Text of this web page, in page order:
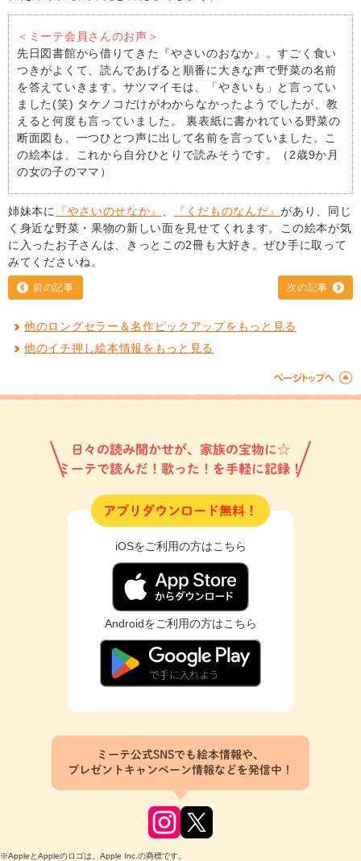
＜ミーテ会員さんのお声＞
先日図書館から借りてきた『やさいのおなか』。すごく食い
つきがよくて、読んであげると順番に大きな声で野菜の名前
を答えていきます。サツマイモは、「やきいも」と言ってい
ました(笑) タケノコだけがわからなかったようでしたが、教
えると何度も言っていました。 裏表紙に書かれている野菜の
断面図も、一つひとつ声に出して名前を言っていました。こ
の絵本は、これから自分ひとりで読みそうです。（2歳9か月
の女の子のママ）
姉妹本に 『やさいのせなか』 『くだものなんだ』があり、同じ
く身近な野菜・果物の新しい面を見せてくれます。この絵本が気
に入ったお子さんは、きっとこの2冊も大好き。ぜひ手に取って
みてくださいね。
前の記事 次の記事
他のロングセラー＆名作ピックアップをもっと見る
他のイチ押し絵本情報をもっと見る
日々の読み聞かせが、家族の宝物に☆
ミーテで読んだ！歌った！を手軽に記録！
アプリダウンロード無料！
iOSをご利用の方はこちら
Androidをご利用の方はこちら
ミーテ公式SNSでも絵本情報や、
プレゼントキャンペーン情報などを発信中！
※AppleとAppleのロゴは、Apple Inc.の商標です。